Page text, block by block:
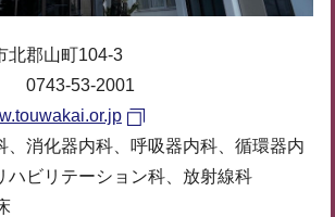
郡山町104-3
0743-53-2001
、消化器内科、呼吸器内科、循環器内
ハビリテーション科、放射線科